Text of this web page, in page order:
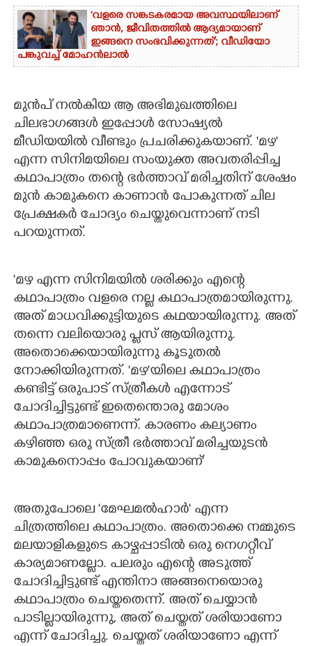
'വളരെ സങ്കടകരമായ അവസ്ഥയിലാണ്
ഞാൻ, ജീവിതത്തിൽ ആദ്യമായാണ്
ഇങ്ങനെ സംഭവിക്കുന്നത്'; വീഡിയോ
പങ്കുവച്ച് മോഹൻലാൽ
മുന്‍പ് നല്‍കിയ ആ അഭിമുഖത്തിലെ
ചിലഭാഗങ്ങള്‍ ഇപ്പോള്‍ സോഷ്യല്‍
മീഡിയയില്‍ വീണ്ടും പ്രചരിക്കുകയാണ്. 'മഴ'
എന്ന സിനിമയിലെ സംയുക്ത അവതരിപ്പിച്ച
കഥാപാത്രം തന്റെ ഭര്‍ത്താവ് മരിച്ചതിന് ശേഷം
മുന്‍ കാമുകനെ കാണാന്‍ പോകുന്നത് ചില
പ്രേക്ഷകര്‍ ചോദ്യം ചെയ്തുവെന്നാണ് നടി
പറയുന്നത്.
'മഴ എന്ന സിനിമയില്‍ ശരിക്കും എന്റെ
കഥാപാത്രം വളരെ നല്ല കഥാപാത്രമായിരുന്നു.
അത് മാധവിക്കുട്ടിയുടെ കഥയായിരുന്നു. അത്
തന്നെ വലിയൊരു പ്ലസ് ആയിരുന്നു.
അതൊക്കെയായിരുന്നു കൂടുതല്‍
നോക്കിയിരുന്നത്. 'മഴ'യിലെ കഥാപാത്രം
കണ്ടിട്ട് ഒരുപാട് സ്ത്രീകള്‍ എന്നോട്
ചോദിച്ചിട്ടുണ്ട് ഇതെന്തൊരു മോശം
കഥാപാത്രമാണെന്ന്. കാരണം കല്യാണം
കഴിഞ്ഞ ഒരു സ്ത്രീ ഭര്‍ത്താവ് മരിച്ചയുടന്‍
കാമുകനൊപ്പം പോവുകയാണ്'
അതുപോലെ 'മേഘമല്‍ഹാര്‍' എന്ന
ചിത്രത്തിലെ കഥാപാത്രം. അതൊക്കെ നമ്മുടെ
മലയാളികളുടെ കാഴ്ചപ്പാടില്‍ ഒരു നെഗറ്റീവ്
കാര്യമാണല്ലോ. പലരും എന്റെ അടുത്ത്
ചോദിച്ചിട്ടുണ്ട് എന്തിനാ അങ്ങനെയൊരു
കഥാപാത്രം ചെയ്തതെന്ന്. അത് ചെയ്യാന്‍
പാടില്ലായിരുന്നു, അത് ചെയ്തത് ശരിയാണോ
എന്ന് ചോദിച്ചു. ചെയ്തത് ശരിയാണോ എന്ന്